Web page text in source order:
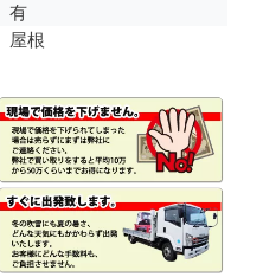
有
屋根